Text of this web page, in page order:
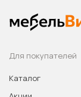
Для покупателей
Каталог